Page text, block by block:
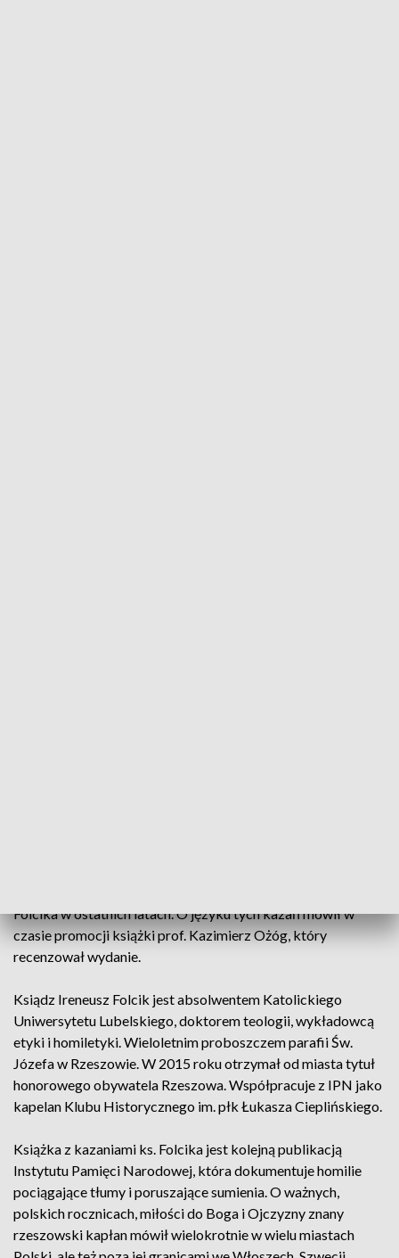
Folcika w ostatnich latach. O języku tych kazań mówił w
czasie promocji książki prof. Kazimierz Ożóg, który
recenzował wydanie.
Ksiądz Ireneusz Folcik jest absolwentem Katolickiego
Uniwersytetu Lubelskiego, doktorem teologii, wykładowcą
etyki i homiletyki. Wieloletnim proboszczem parafii Św.
Józefa w Rzeszowie. W 2015 roku otrzymał od miasta tytuł
honorowego obywatela Rzeszowa. Współpracuje z IPN jako
kapelan Klubu Historycznego im. płk Łukasza Cieplińskiego.
Książka z kazaniami ks. Folcika jest kolejną publikacją
Instytutu Pamięci Narodowej, która dokumentuje homilie
pociągające tłumy i poruszające sumienia. O ważnych,
polskich rocznicach, miłości do Boga i Ojczyzny znany
rzeszowski kapłan mówił wielokrotnie w wielu miastach